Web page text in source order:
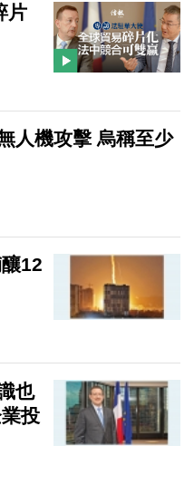
片
人機攻擊 烏稱至少
12
也
投